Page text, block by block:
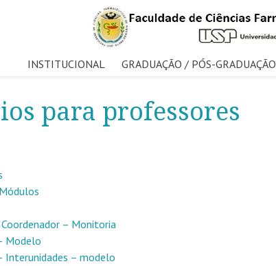
INSTITUCIONAL GRADUAÇÃO / PÓS-GRADUAÇÃO
para professores
– Monitoria
Modelo
Interunidades – modelo